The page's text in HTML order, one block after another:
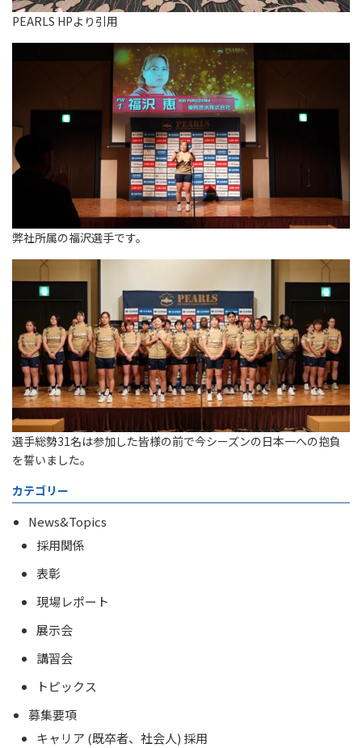
PEARLS HPより引用
弊社所属の福沢選手です。
選手総勢31名は参加した皆様の前で今シーズンの日本一への抱負
を誓いました。
カテゴリー
News&Topics
採用関係
表彰
現場レポート
展示会
講習会
トピックス
募集要項
キャリア (既卒者、社会人) 採用